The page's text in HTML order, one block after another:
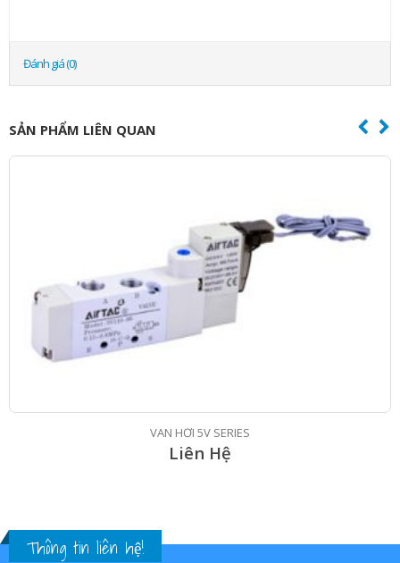
Đánh giá (0)
SẢN PHẨM LIÊN QUAN
VAN HƠI 5V SERIES
Liên Hệ
Thông tin liên hệ!